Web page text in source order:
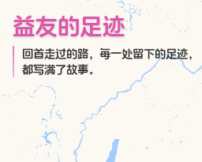
益友的足迹
回首走过的路，每一处留下的足迹，
都写满了故事。